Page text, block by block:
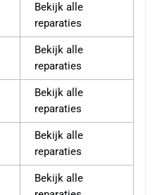
Bekijk alle
reparaties
Bekijk alle
reparaties
Bekijk alle
reparaties
Bekijk alle
reparaties
Bekijk alle